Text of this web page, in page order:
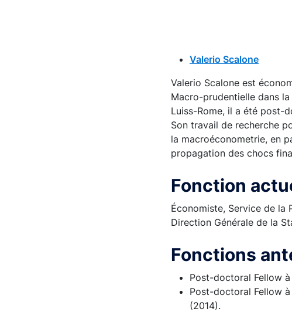
Valerio Scalone
Valerio Scalone est
Macro-prudentielle dans
Luiss-Rome, il a été post-
Son travail de recherche
la macroéconometrie, en
propagation des chocs
Fonction
Économiste, Service de la
Direction Générale de la
Fonctions
Post-doctoral Fellow
Post-doctoral Fellow à
(2014).